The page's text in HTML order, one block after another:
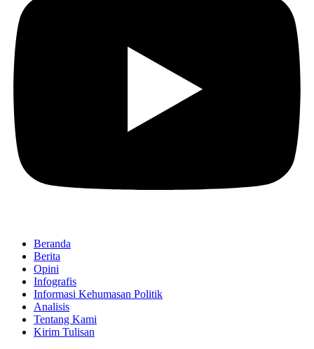
Beranda
Berita
Opini
Infografis
Informasi Kehumasan Politik
Analisis
Tentang Kami
Kirim Tulisan